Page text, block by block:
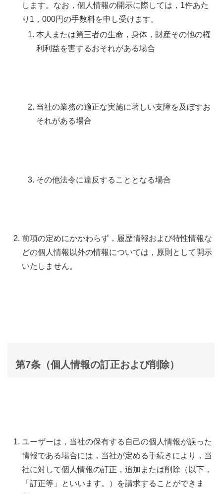
します。なお，個人情報の開示に際しては，1件あた
り1，000円の手数料を申し受けます。
本人または第三者の生命，身体，財産その他の権
利利益を害するおそれがある場合
当社の業務の適正な実施に著しい支障を及ぼすお
それがある場合
その他法令に違反することとなる場合
前項の定めにかかわらず，履歴情報および特性情報な
どの個人情報以外の情報については，原則として開示
いたしません。
第7条（個人情報の訂正および削除）
ユーザーは，当社の保有する自己の個人情報が誤った
情報である場合には，当社が定める手続きにより，当
社に対して個人情報の訂正，追加または削除（以下，
「訂正等」といいます。）を請求することができま